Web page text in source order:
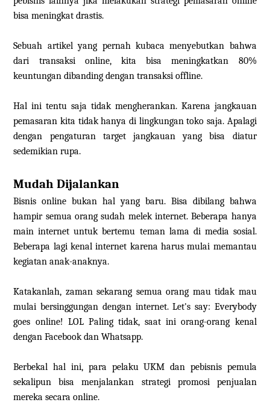
bisa meningkat drastis.
Sebuah artikel yang pernah kubaca menyebutkan bahwa
dari transaksi online, kita bisa meningkatkan 80%
keuntungan dibanding dengan transaksi offline.
Hal ini tentu saja tidak mengherankan. Karena jangkauan
pemasaran kita tidak hanya di lingkungan toko saja. Apalagi
dengan pengaturan target jangkauan yang bisa diatur
sedemikian rupa.
Mudah Dijalankan
Bisnis online bukan hal yang baru. Bisa dibilang bahwa
hampir semua orang sudah melek internet. Beberapa hanya
main internet untuk bertemu teman lama di media sosial.
Beberapa lagi kenal internet karena harus mulai memantau
kegiatan anak-anaknya.
Katakanlah, zaman sekarang semua orang mau tidak mau
mulai bersinggungan dengan internet. Let's say: Everybody
goes online! LOL Paling tidak, saat ini orang-orang kenal
dengan Facebook dan Whatsapp.
Berbekal hal ini, para pelaku UKM dan pebisnis pemula
sekalipun bisa menjalankan strategi promosi penjualan
mereka secara online.